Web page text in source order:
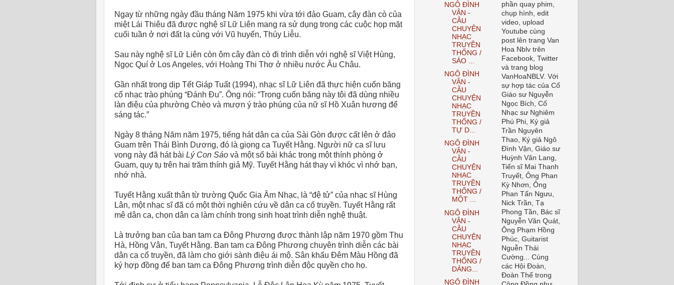
Ngay từ những ngày đầu tháng Năm 1975 khi vừa tới đảo Guam, cây đàn cò của
miệt Lái Thiêu đã được nghệ sĩ Lữ Liên mang ra sử dụng trong các cuộc họp mặt
cuối tuần ở nơi đất lạ cùng với Vũ huyến, Thúy Liễu.
Sau này nghệ sĩ Lữ Liên còn ôm cây đàn cò đi trình diễn với nghệ sĩ Việt Hùng,
Ngọc Quí ở Los Angeles, với Hoàng Thi Thơ ở nhiều nước Âu Châu.
Gần nhất trong dịp Tết Giáp Tuất (1994), nhạc sĩ Lữ Liên đã thực hiện cuốn băng
cổ nhạc trào phúng “Đánh Đu”. Ông nói: “Trong cuốn băng này tôi đã dùng nhiều
làn điệu của phường Chèo và mượn ý trào phúng của nữ sĩ Hồ Xuân hương để
sáng tác.”
Ngày 8 tháng Năm năm 1975, tiếng hát dân ca của Sài Gòn được cất lên ở đảo
Guam trên Thái Bình Dương, đó là giọng ca Tuyết Hằng. Người nữ ca sĩ lưu
vong này đã hát bài Lý Con Sáo và một số bài khác trong một thính phòng ở
Guam, quy tụ trên hai trăm thính giả Mỹ. Tuyết Hằng hát thay vì khóc vì nhớ bạn,
nhớ nhà.
Tuyết Hằng xuất thân từ trường Quốc Gia Âm Nhạc, là “đệ tử” của nhạc sĩ Hùng
Lân, một nhạc sĩ đã có một thời nghiên cứu về dân ca cổ truyền. Tuyết Hằng rất
mê dân ca, chọn dân ca làm chính trong sinh hoạt trình diễn nghệ thuật.
Là trưởng ban của ban tam ca Đông Phương được thành lập năm 1970 gồm Thu
Hà, Hồng Vân, Tuyết Hằng. Ban tam ca Đông Phương chuyên trình diễn các bài
dân ca cổ truyền, đã làm cho giới sành điệu ái mộ. Sân khấu Đêm Màu Hồng đã
ký hợp đồng để ban tam ca Đông Phương trình diễn độc quyền cho họ.
NGÔ ĐÌNH
VẬN -
CÂU
CHUYỆN
NHẠC
TRUYỀN
THỐNG /
SÁO ...
NGÔ ĐÌNH
VẬN -
CÂU
CHUYỆN
NHẠC
TRUYỀN
THỐNG /
TỰ D...
NGÔ ĐÌNH
VẬN -
CÂU
CHUYỆN
NHẠC
TRUYỀN
THỐNG /
MỘT ...
NGÔ ĐÌNH
VẬN -
CÂU
CHUYỆN
NHẠC
TRUYỀN
THỐNG /
DÁNG...
NGÔ ĐÌNH
phần quay phim,
chụp hình, edit
video, upload
Youtube cùng
post lên trang Van
Hoa Nblv trên
Facebook, Twitter
và trang blog
VanHoaNBLV. Với
sự hợp tác của Cố
Giáo sư Nguyễn
Ngọc Bích, Cố
Nhạc sư Nghiêm
Phú Phi, Ký giả
Trần Nguyên
Thao, Ký giả Ngô
Đình Vận, Giáo sư
Huỳnh Văn Lang,
Tiến sĩ Mai Thanh
Truyết, Ông Phan
Kỳ Nhơn, Ông
Phan Tấn Ngưu,
Nick Trần, Tạ
Phong Tần, Bác sĩ
Nguyễn Văn Quát,
Ông Phạm Hồng
Phúc, Guitarist
Nguễn Thái
Cường... Cùng
các Hội Đoàn,
Đoàn Thể trong